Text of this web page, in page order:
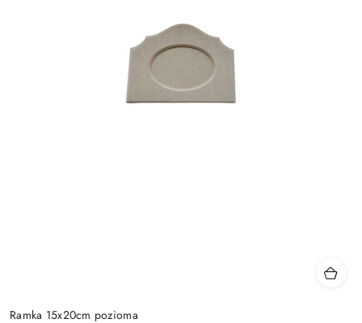
Ramka 15x20cm pozioma